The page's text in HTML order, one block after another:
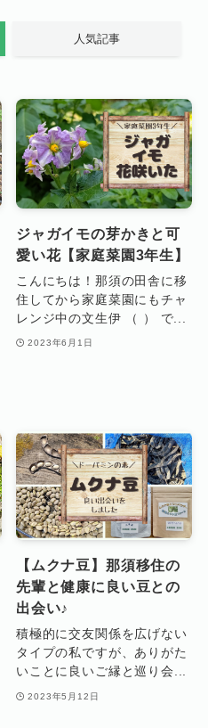
人気記事
ジャガイモの芽かきと可
愛い花【家庭菜園3年生】
こんにちは！那須の田舎に移
住してから家庭菜園にもチャ
レンジ中の文生伊 （ ） で...
2023年6月1日
【ムクナ豆】那須移住の
先輩と健康に良い豆との
出会い♪
積極的に交友関係を広げない
タイプの私ですが、ありがた
いことに良いご縁と巡り会...
2023年5月12日